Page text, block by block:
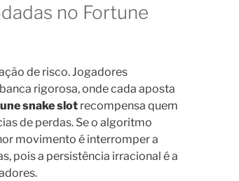
no Fortune
de risco. Jogadores
rigorosa, onde cada aposta
snake slot recompensa quem
de perdas. Se o algoritmo
movimento é interromper a
pois a persistência irracional é a